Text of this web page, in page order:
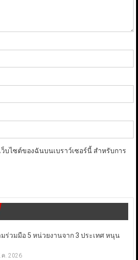
บไซต์ของฉันบนเบราว์เซอร์นี้ สำหรับการ
ร่วมมือ 5 หน่วยงานจาก 3 ประเทศ หนุน
ค. 2026